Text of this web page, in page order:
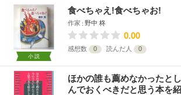
小説
食べちゃえ!食べちゃお!
作家 野中 柊
0.00
感想数 0 読んだ人 0
ほかの誰も薦めなかったと
んでおくべきだと思う本を紹